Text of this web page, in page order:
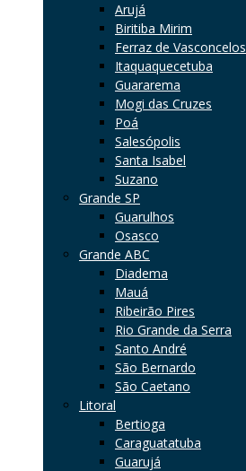
Arujá
Biritiba Mirim
Ferraz de Vasconcelos
Itaquaquecetuba
Guararema
Mogi das Cruzes
Poá
Salesópolis
Santa Isabel
Suzano
Grande SP
Guarulhos
Osasco
Grande ABC
Diadema
Mauá
Ribeirão Pires
Rio Grande da Serra
Santo André
São Bernardo
São Caetano
Litoral
Bertioga
Caraguatatuba
Guarujá